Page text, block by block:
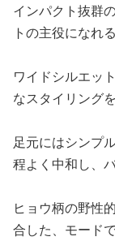
インパクト抜群
トの主役になれ
ワイドシルエッ
なスタイリング
足元にはシンプ
程よく中和し、
ヒョウ柄の野性
合した、モード